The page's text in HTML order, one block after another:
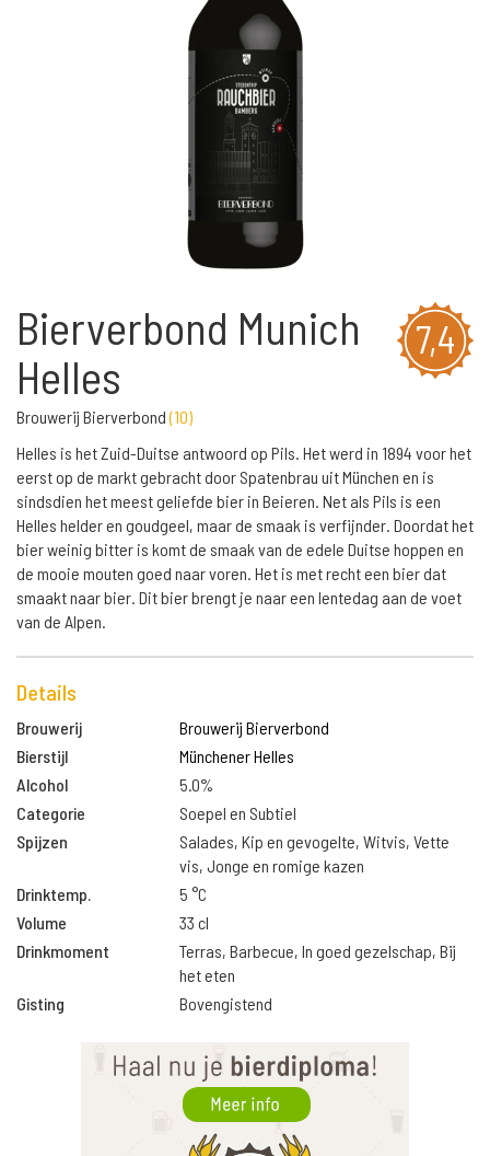
7,4
Bierverbond Munich
Helles
Brouwerij Bierverbond(10)
Helles is het Zuid-Duitse antwoord op Pils. Het werd in 1894 voor het
eerst op de markt gebracht door Spatenbrau uit München en is
sindsdien het meest geliefde bier in Beieren. Net als Pils is een
Helles helder en goudgeel, maar de smaak is verfijnder. Doordat het
bier weinig bitter is komt de smaak van de edele Duitse hoppen en
de mooie mouten goed naar voren. Het is met recht een bier dat
smaakt naar bier. Dit bier brengt je naar een lentedag aan de voet
van de Alpen.
Details
Brouwerij
Brouwerij Bierverbond
Bierstijl
Münchener Helles
Alcohol
5.0%
Categorie
Soepel en Subtiel
Spijzen
Salades, Kip en gevogelte, Witvis, Vette
vis, Jonge en romige kazen
Drinktemp.
5 °C
Volume
33 cl
Drinkmoment
Terras, Barbecue, In goed gezelschap, Bij
het eten
Gisting
Bovengistend